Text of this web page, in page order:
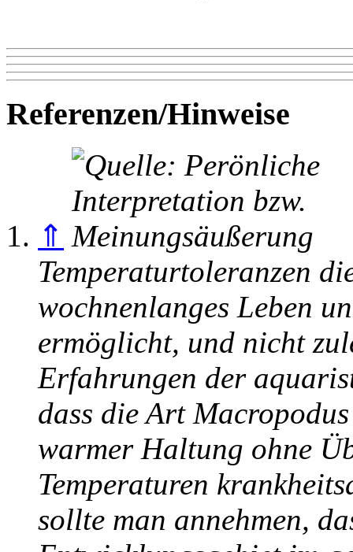
Referenzen/Hinweise
⇑
Temperaturtoleranzen
wochnenlanges Leben
ermöglicht, und nicht
Erfahrungen der
dass die Art
warmer Haltung ohne
Temperaturen
sollte man annehmen,